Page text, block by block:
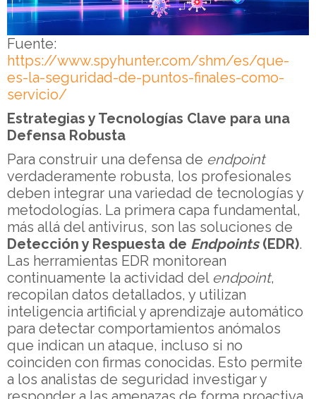
Fuente:
https://www.spyhunter.com/shm/es/que-
es-la-seguridad-de-puntos-finales-como-
servicio/
Estrategias y Tecnologías Clave para una
Defensa Robusta
Para construir una defensa de endpoint
verdaderamente robusta, los profesionales
deben integrar una variedad de tecnologías y
metodologías. La primera capa fundamental,
más allá del antivirus, son las soluciones de
Detección y Respuesta de Endpoints(EDR).
Las herramientas EDR monitorean
continuamente la actividad del endpoint,
recopilan datos detallados, y utilizan
inteligencia artificial y aprendizaje automático
para detectar comportamientos anómalos
que indican un ataque, incluso si no
coinciden con firmas conocidas. Esto permite
a los analistas de seguridad investigar y